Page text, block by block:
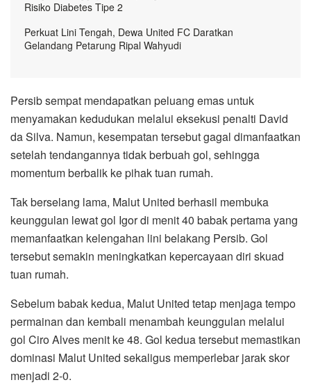
Risiko Diabetes Tipe 2
Perkuat Lini Tengah, Dewa United FC Daratkan
Gelandang Petarung Ripal Wahyudi
Persib sempat mendapatkan peluang emas untuk
menyamakan kedudukan melalui eksekusi penalti David
da Silva. Namun, kesempatan tersebut gagal dimanfaatkan
setelah tendangannya tidak berbuah gol, sehingga
momentum berbalik ke pihak tuan rumah.
Tak berselang lama, Malut United berhasil membuka
keunggulan lewat gol Igor di menit 40 babak pertama yang
memanfaatkan kelengahan lini belakang Persib. Gol
tersebut semakin meningkatkan kepercayaan diri skuad
tuan rumah.
Sebelum babak kedua, Malut United tetap menjaga tempo
permainan dan kembali menambah keunggulan melalui
gol Ciro Alves menit ke 48. Gol kedua tersebut memastikan
dominasi Malut United sekaligus memperlebar jarak skor
menjadi 2-0.